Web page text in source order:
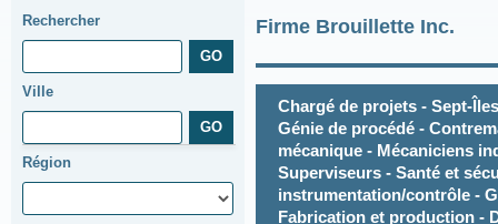
Rechercher
Ville
Région
Firme Brouillette Inc.
Chargé de projets - Sept-Îles - Dessin industriel/bâtiment - Génie de procédé - Contremaîtres - Ferblanterie - Génie mécanique - Mécaniciens industriels - Génie industriel - Superviseurs - Santé et sécurité - Techniciens instrumentation/contrôle - Gestion